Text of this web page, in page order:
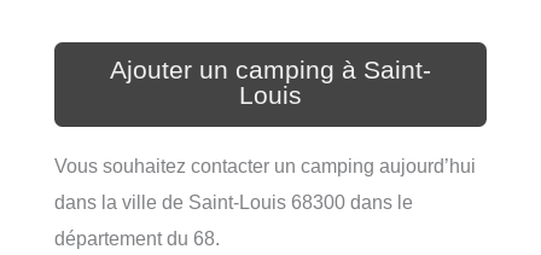
Ajouter un camping à Saint-
Louis
Vous souhaitez contacter un camping aujourd’hui
dans la ville de Saint-Louis 68300 dans le
département du 68.